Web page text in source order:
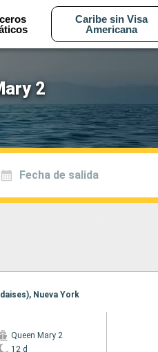
Caribe sin Visa
Americana
2
Fecha de salida
Nueva York
Queen Mary 2
12 d